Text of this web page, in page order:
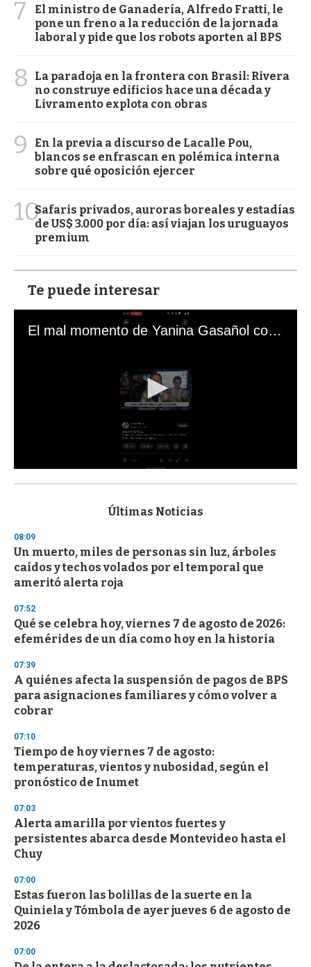
7
El ministro de Ganadería, Alfredo Fratti, le
pone un freno a la reducción de la jornada
laboral y pide que los robots aporten al BPS
8
La paradoja en la frontera con Brasil: Rivera
no construye edificios hace una década y
Livramento explota con obras
9
En la previa a discurso de Lacalle Pou,
blancos se enfrascan en polémica interna
sobre qué oposición ejercer
10Safaris privados, auroras boreales y estadías
de US$ 3.000 por día: así viajan los uruguayos
premium
Te puede interesar
El mal momento de Yanina Gasañol con un hincha argentino en "Subrayado"
s
d
s
o
f
3
s
e
c
o
d
s
Últimas Noticias
08:09
Un muerto, miles de personas sin luz, árboles
caídos y techos volados por el temporal que
ameritó alerta roja
07:52
Qué se celebra hoy, viernes 7 de agosto de 2026:
efemérides de un día como hoy en la historia
07:39
A quiénes afecta la suspensión de pagos de BPS
para asignaciones familiares y cómo volver a
cobrar
07:10
Tiempo de hoy viernes 7 de agosto:
temperaturas, vientos y nubosidad, según el
pronóstico de Inumet
07:03
Alerta amarilla por vientos fuertes y
persistentes abarca desde Montevideo hasta el
Chuy
07:00
Estas fueron las bolillas de la suerte en la
Quiniela y Tómbola de ayer jueves 6 de agosto de
2026
07:00